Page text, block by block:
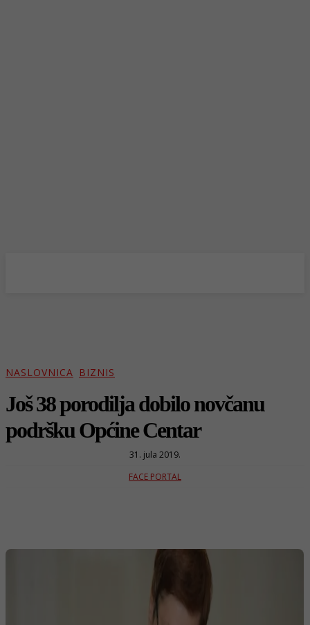
NASLOVNICA BIZNIS
Još 38 porodilja dobilo novčanu
podršku Općine Centar
31. jula 2019.
FACE PORTAL